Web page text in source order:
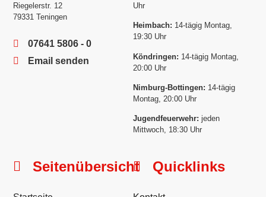
Riegelerstr. 12
79331 Teningen
07641 5806 - 0
Email senden
Uhr
Heimbach: 14-tägig Montag,
19:30 Uhr
Köndringen: 14-tägig Montag,
20:00 Uhr
Nimburg-Bottingen: 14-tägig
Montag, 20:00 Uhr
Jugendfeuerwehr: jeden
Mittwoch, 18:30 Uhr
Seitenübersicht Quicklinks